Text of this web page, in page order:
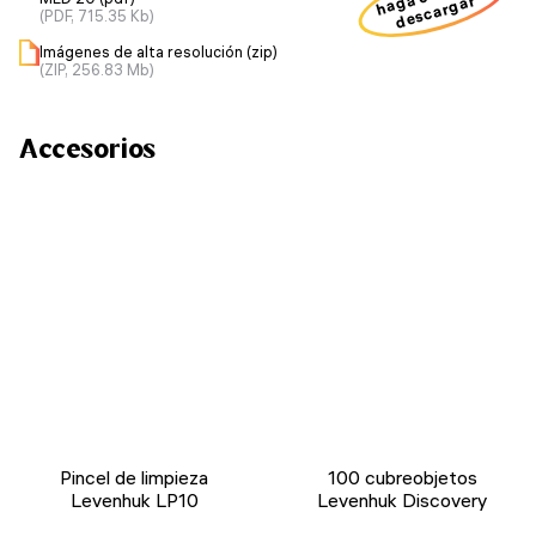
(PDF, 715.35 Kb)
Imágenes de alta resolución (zip)
(ZIP, 256.83 Mb)
descargar
Accesorios
Pincel de limpieza
Levenhuk LP10
100 cubreobjetos
Levenhuk Discovery